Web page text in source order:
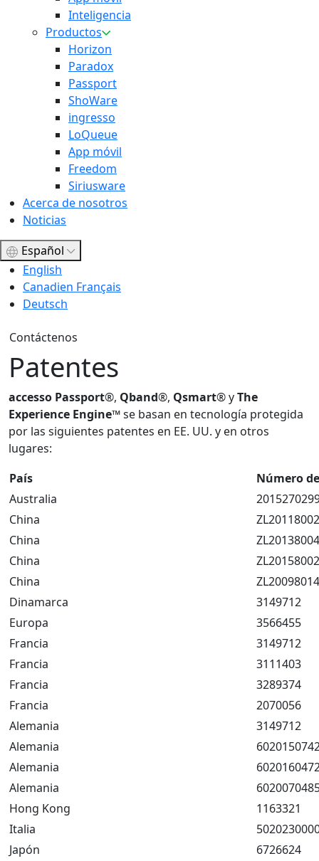
Inteligencia
Productos
Horizon
Paradox
Passport
ShoWare
ingresso
LoQueue
App móvil
Freedom
Siriusware
Acerca de nosotros
Noticias
Español
English
Canadien Français
Deutsch
Contáctenos
Patentes
accesso Passport®, Qband®, Qsmart® yThe
Experience Engine™se basan en tecnología protegida
por las siguientes patentes en EE. UU. y en otros
lugares:
País
Número
Australia
China
China
China
China
Dinamarca
3149712
Europa
3566455
Francia
3149712
Francia
3111403
Francia
3289374
Francia
2070056
Alemania
3149712
Alemania
Alemania
Alemania
Hong Kong
1163321
Italia
Japón
6726624